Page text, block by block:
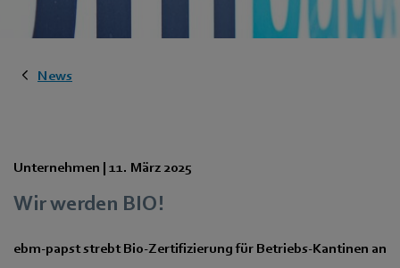
News
Unternehmen | 11. März 2025
Wir werden BIO!
ebm‑papst strebt Bio-Zertifizierung für Betriebs-Kantinen an